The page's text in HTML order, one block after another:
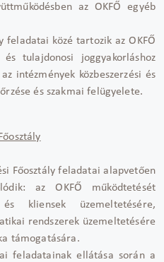
az OKFŐ egyéb
feladatai közé tartozik az OKFŐ
tulajdonosi joggyakorláshoz
intézmények közbeszerzési és
és szakmai felügyelete.
Főosztály feladatai alapvetően
az OKFŐ működtetését
kliensek üzemeltetésére,
rendszerek üzemeltetésére
támogatására.
feladatainak ellátása során a